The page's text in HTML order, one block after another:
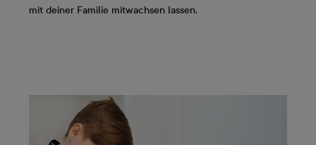
mit deiner Familie mitwachsen lassen.